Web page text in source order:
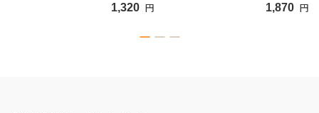
1,320 円 1,870 円